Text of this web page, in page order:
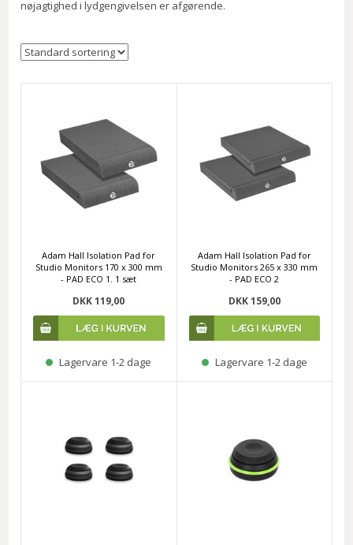
nøjagtighed i lydgengivelsen er afgørende.
Adam Hall Isolation Pad for
Studio Monitors 170 x 300 mm
- PAD ECO 1. 1 sæt
DKK 119,00
Lagervare 1-2 dage
Adam Hall Isolation Pad for
Studio Monitors 265 x 330 mm
- PAD ECO 2
DKK 159,00
Lagervare 1-2 dage